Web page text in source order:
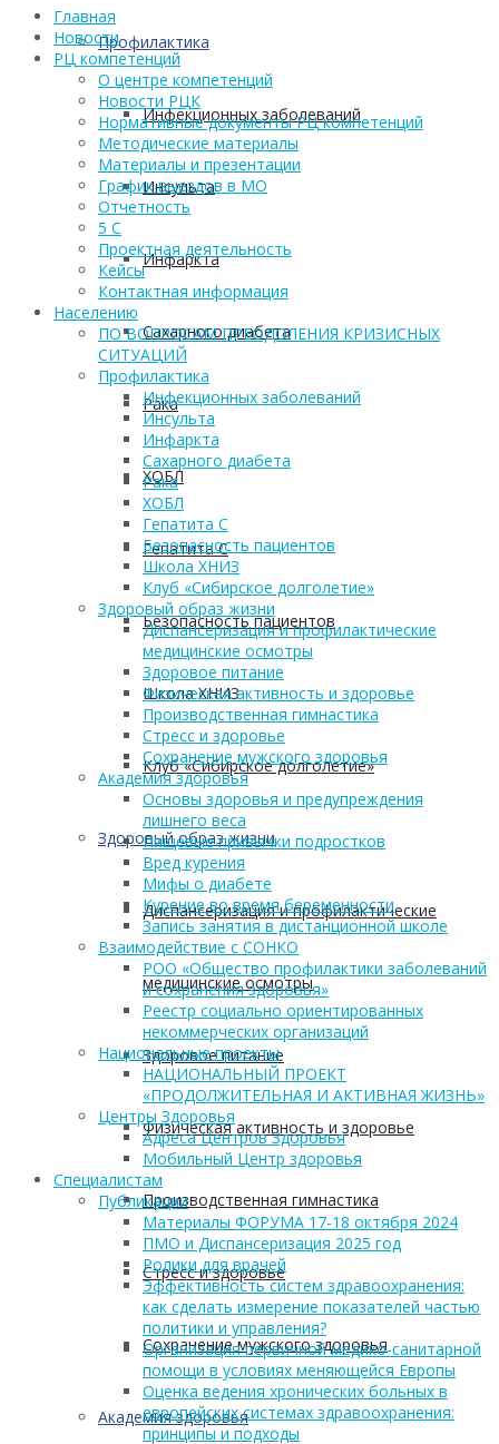
Профилактика
Инфекционных заболеваний
Инсульта
Инфаркта
Сахарного диабета
Рака
ХОБЛ
Гепатита С
Безопасность пациентов
Школа ХНИЗ
Клуб «Сибирское долголетие»
Здоровый образ жизни
Диспансеризация и профилактические
медицинские осмотры
Здоровое питание
Физическая активность и здоровье
Производственная гимнастика
Стресс и здоровье
Сохранение мужского здоровья
Академия здоровья
Главная
Новости
РЦ компетенций
О центре компетенций
Новости РЦК
Нормативные документы РЦ компетенций
Методические материалы
Материалы и презентации
График выездов в МО
Отчетность
5 С
Проектная деятельность
Кейсы
Контактная информация
Населению
ПО ВОПРОСАМ ПРЕОДОЛЕНИЯ КРИЗИСНЫХ
СИТУАЦИЙ
Профилактика
Инфекционных заболеваний
Инсульта
Инфаркта
Сахарного диабета
Рака
ХОБЛ
Гепатита С
Безопасность пациентов
Школа ХНИЗ
Клуб «Сибирское долголетие»
Здоровый образ жизни
Диспансеризация и профилактические
медицинские осмотры
Здоровое питание
Физическая активность и здоровье
Производственная гимнастика
Стресс и здоровье
Сохранение мужского здоровья
Академия здоровья
Основы здоровья и предупреждения
лишнего веса
Пищевые привычки подростков
Вред курения
Мифы о диабете
Курение во время беременности
Запись занятия в дистанционной школе
Взаимодействие с СОНКО
РОО «Общество профилактики заболеваний
и сохранения здоровья»
Реестр социально ориентированных
некоммерческих организаций
Национальные проекты
НАЦИОНАЛЬНЫЙ ПРОЕКТ
«ПРОДОЛЖИТЕЛЬНАЯ И АКТИВНАЯ ЖИЗНЬ»
Центры Здоровья
Адреса Центров Здоровья
Мобильный Центр здоровья
Cпециалистам
Публикации
Материалы ФОРУМА 17-18 октября 2024
ПМО и Диспансеризация 2025 год
Ролики для врачей
Эффективность систем здравоохранения:
как сделать измерение показателей частью
политики и управления?
Организация первичной медико-санитарной
помощи в условиях меняющейся Европы
Оценка ведения хронических больных в
европейских системах здравоохранения:
принципы и подходы